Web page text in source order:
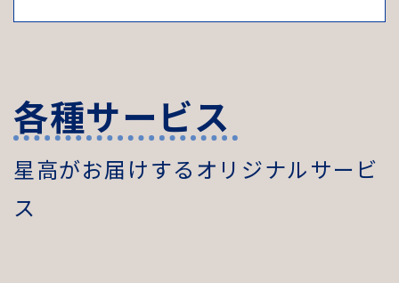
各種サービス
星高がお届 けする オ リ ジナルサー ビ
ス